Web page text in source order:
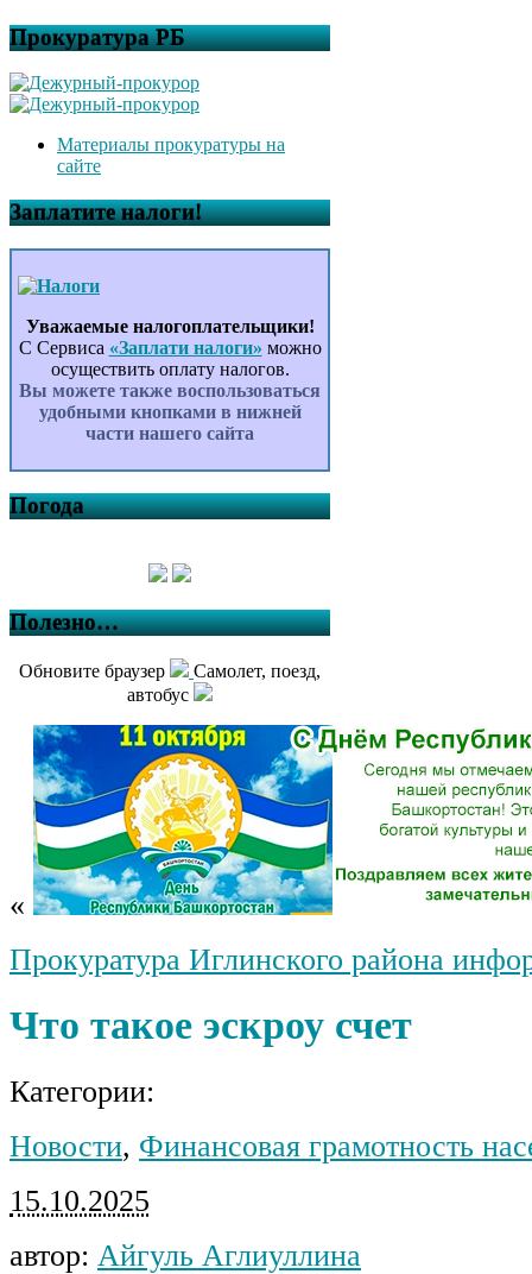
Прокуратура РБ
Материалы прокуратуры на
сайте
Заплатите налоги!
Уважаемые налогоплательщики!
С Сервиса «Заплати налоги» можно
осуществить оплату налогов.
Вы можете также воспользоваться
удобными кнопками в нижней
части нашего сайта
Погода
Полезно…
Обновите браузер
Самолет, поезд,
автобус
«
Прокуратура Иглинского района
Что такое эскроу счет
Категории:
Новости, Финансовая грамотность
15.10.2025
автор: Айгуль Аглиуллина